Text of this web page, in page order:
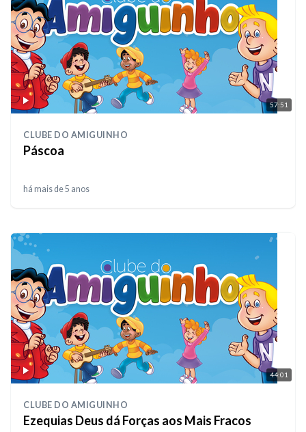
57:51
CLUBE DO AMIGUINHO
Páscoa
há mais de 5 anos
44:01
CLUBE DO AMIGUINHO
Ezequias Deus dá Forças aos Mais Fracos